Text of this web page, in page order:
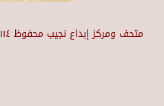
متحف ومركز إبداع نجيب محفوظ ١١٤ عاماً على ميلاد صاحب الثلاثية